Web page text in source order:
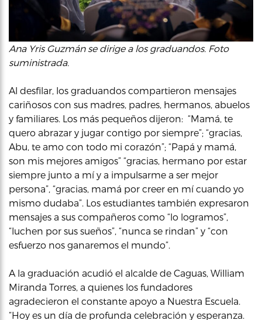
Ana Yris Guzmán se dirige a los graduandos. Foto
suministrada.
Al desfilar, los graduandos compartieron mensajes
cariñosos con sus madres, padres, hermanos, abuelos
y familiares. Los más pequeños dijeron: “Mamá, te
quero abrazar y jugar contigo por siempre”; “gracias,
Abu, te amo con todo mi corazón”; “Papá y mamá,
son mis mejores amigos” “gracias, hermano por estar
siempre junto a mí y a impulsarme a ser mejor
persona”, “gracias, mamá por creer en mí cuando yo
mismo dudaba”. Los estudiantes también expresaron
mensajes a sus compañeros como “lo logramos”,
“luchen por sus sueños”, “nunca se rindan” y “con
esfuerzo nos ganaremos el mundo”.
A la graduación acudió el alcalde de Caguas, William
Miranda Torres, a quienes los fundadores
agradecieron el constante apoyo a Nuestra Escuela.
“Hoy es un día de profunda celebración y esperanza.